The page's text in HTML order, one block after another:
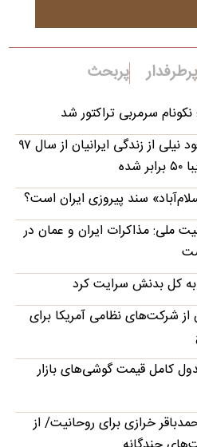
پرطرفدار پربحث
نکونام سرمربی تراکتور شد
روایت آماری مسعود نیلی از زندگی ایرانیان از سال ۹۷
سند پیروزی ایران است؟
ملی: مذاکرات ایران و عمان در
کل بدنش سرایت کرد
شرکت‌های نظامی آمریکا برای
کامل قیمت گوشی‌های بازار
خرازی برای روحانیت/ از